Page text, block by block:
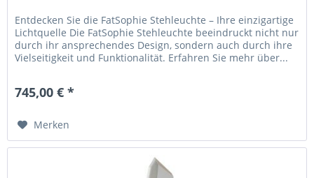
Entdecken Sie die FatSophie Stehleuchte – Ihre einzigartige
Lichtquelle Die FatSophie Stehleuchte beeindruckt nicht nur
durch ihr ansprechendes Design, sondern auch durch ihre
Vielseitigkeit und Funktionalität. Erfahren Sie mehr über...
745,00 € *
Merken